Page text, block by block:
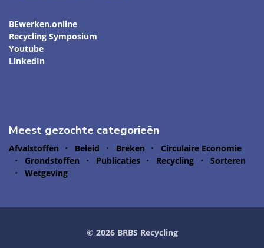
BEwerken.online
Recycling Symposium
Youtube
LinkedIn
Meest gezochte categorieën
Afvalstoffen Beleid Breken
Circulaire Economie
Grondstoffen
Publicaties Recycling
Sorteren
Wetgeving
© 2026 BRBS Recycling